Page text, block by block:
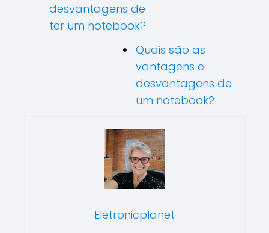
desvantagens de
ter um notebook?
Quais são as
vantagens e
desvantagens de
um notebook?
Eletronicplanet